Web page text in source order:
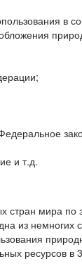
в
и т.д.
стран мира
из
ресурсов